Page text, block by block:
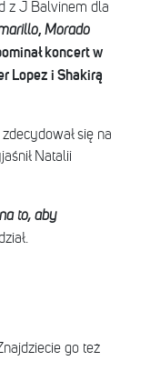
z J Balvinem dla
, Morado
koncert w
Lopez i Shakirą
się na
Natalii
to, aby
go też